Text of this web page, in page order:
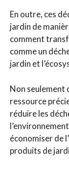
En outre, ces
jardin de
comment
comme un
jardin et
Non seulement
ressource
réduire les
économiser de
produits de